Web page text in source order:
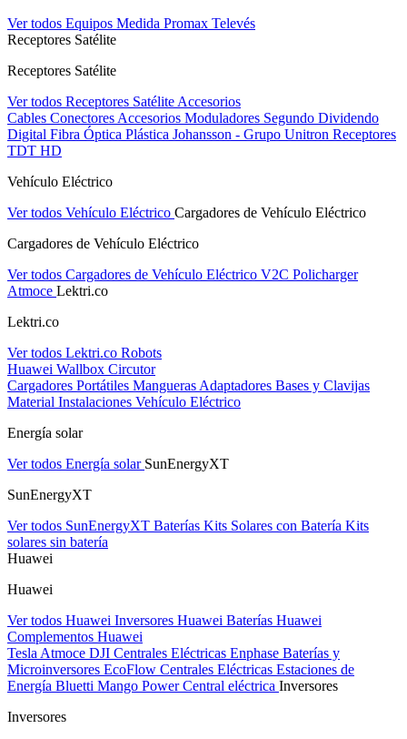
Ver todos Equipos Medida Promax Televés
Receptores Satélite
Receptores Satélite
Ver todos Receptores Satélite Accesorios
Cables Conectores Accesorios Moduladores Segundo Dividendo
Digital Fibra Óptica Plástica Johansson - Grupo Unitron Receptores
TDT HD
Vehículo Eléctrico
Ver todos Vehículo Eléctrico Cargadores de Vehículo Eléctrico
Cargadores de Vehículo Eléctrico
Ver todos Cargadores de Vehículo Eléctrico V2C Policharger
Atmoce Lektri.co
Lektri.co
Ver todos Lektri.co Robots
Huawei Wallbox Circutor
Cargadores Portátiles Mangueras Adaptadores Bases y Clavijas
Material Instalaciones Vehículo Eléctrico
Energía solar
Ver todos Energía solar SunEnergyXT
SunEnergyXT
Ver todos SunEnergyXT Baterías Kits Solares con Batería Kits
solares sin batería
Huawei
Huawei
Ver todos Huawei Inversores Huawei Baterías Huawei
Complementos Huawei
Tesla Atmoce DJI Centrales Eléctricas Enphase Baterías y
Microinversores EcoFlow Centrales Eléctricas Estaciones de
Energía Bluetti Mango Power Central eléctrica Inversores
Inversores